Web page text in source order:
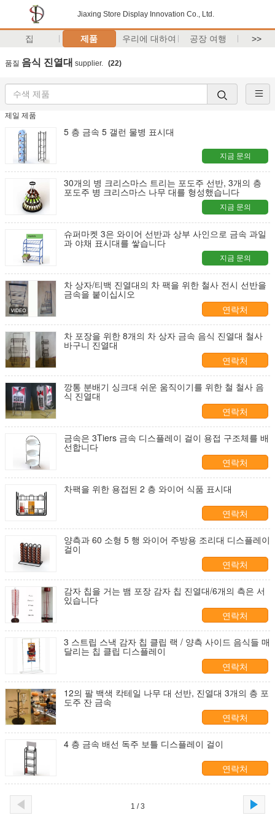
Jiaxing Store Display Innovation Co., Ltd.
집 제품 우리에 대하여 공장 여행 >>
품질 음식 진열대 supplier. (22)
제일 제품
5 층 금속 5 갤런 물병 표시대
지금 문의
30개의 병 크리스마스 트리는 포도주 선반, 3개의 층
포도주 병 크리스마스 나무 대를 형성했습니다
지금 문의
슈퍼마켓 3은 와이어 선반과 상부 사인으로 금속 과일
과 야채 표시대를 쌓습니다
지금 문의
차 상자/티백 진열대의 차 팩을 위한 철사 전시 선반을
금속을 붙이십시오
연락처
차 포장을 위한 8개의 차 상자 금속 음식 진열대 철사
바구니 진열대
연락처
깡통 분배기 싱크대 쉬운 움직이기를 위한 철 철사 음
식 진열대
연락처
금속은 3Tiers 금속 디스플레이 걸이 용접 구조체를 배
선합니다
연락처
차팩을 위한 용접된 2 층 와이어 식품 표시대
연락처
양측과 60 소형 5 행 와이어 주방용 조리대 디스플레이
걸이
연락처
감자 칩을 거는 뱀 포장 감자 칩 진열대/6개의 측은 서
있습니다
연락처
3 스트립 스낵 감자 칩 클립 랙 / 양측 사이드 음식들 매
달리는 칩 클립 디스플레이
연락처
12의 팔 백색 칵테일 나무 대 선반, 진열대 3개의 층 포
도주 잔 금속
연락처
4 층 금속 배선 독주 보틀 디스플레이 걸이
연락처
1 / 3